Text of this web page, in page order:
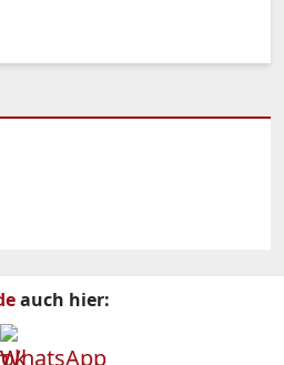
auch hier: